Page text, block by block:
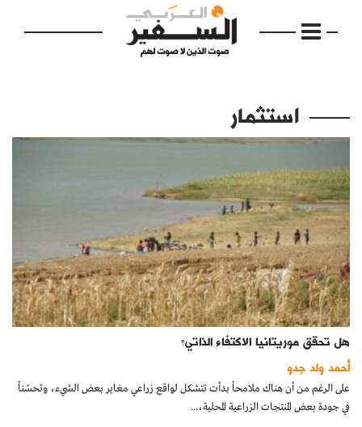
الرئيسية
مواضيع
إفتتاحية
فكرة
دفاتر
بالصورة
كتّابنا
الأرشيف
استثمار
هل تحقق موريتانيا الاكتفاء الذاتي؟
أحمد ولد جدو
على الرغم من أن هناك ملامحاً بدأت تتشكل لواقع زراعي مغاير بعض الشيء، وتحسّناً
في جودة بعض المنتجات الزراعية المحلية،...